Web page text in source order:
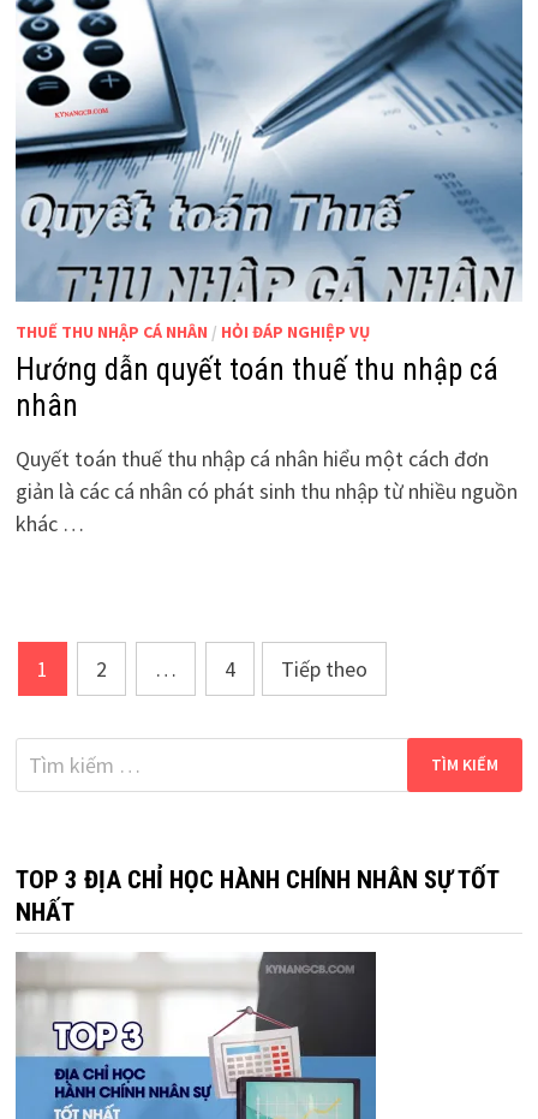
THUẾ THU NHẬP CÁ NHÂN / HỎI ĐÁP NGHIỆP VỤ
Hướng dẫn quyết toán thuế thu nhập cá
nhân
Quyết toán thuế thu nhập cá nhân hiểu một cách đơn
giản là các cá nhân có phát sinh thu nhập từ nhiều nguồn
khác …
Phân
trang
bài
viết
1 2 … 4 Tiếp theo
Tìm
kiếm
TOP 3 ĐỊA CHỈ HỌC HÀNH CHÍNH NHÂN SỰ TỐT
NHẤT